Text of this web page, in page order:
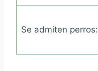
Se admiten perros: